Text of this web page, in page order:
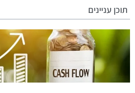
תוכן עניינים